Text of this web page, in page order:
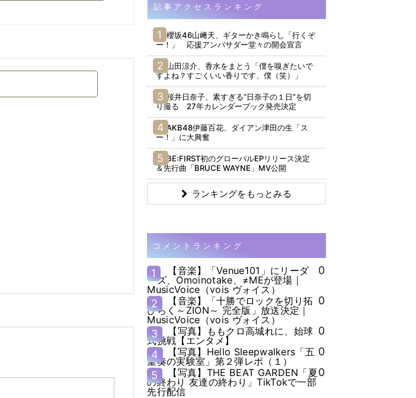
記事アクセスランキング
櫻坂46山﨑天、ギターかき鳴らし「行くぞ
ー！」 応援アンバサダー堂々の開会宣言
山田涼介、香水をまとう「僕を嗅ぎたいで
すよね？すごくいい香りです、僕（笑）」
桜井日奈子、素すぎる“日奈子の１日”を切
り撮る 27年カレンダーブック発売決定
AKB48伊藤百花、ダイアン津田の生「ス
ー！」に大興奮
BE:FIRST初のグローバルEPリリース決定
＆先行曲「BRUCE WAYNE」MV公開
ランキングをもっとみる
コメントランキング
1
【音楽】「Venue101」にリーダ
ーズ、Omoinotake、≠MEが登場｜
MusicVoice（vois ヴォイス）
0
2
【音楽】「十勝でロックを切り拓
ひらく～ZION～ 完全版」放送決定｜
MusicVoice（vois ヴォイス）
0
3
【写真】ももクロ高城れに、始球
式挑戦【エンタメ】
0
4
【写真】Hello Sleepwalkers「五
重奏の実験室」第２弾レポ（１）
0
5
【写真】THE BEAT GARDEN「夏
の終わり 友達の終わり」TikTokで一部
先行配信
0